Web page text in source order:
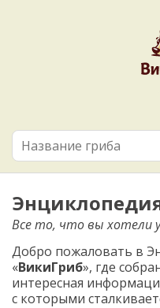
Все то, что вы хотели
Добро пожаловать в
«ВикиГриб», где
интересная
с которыми